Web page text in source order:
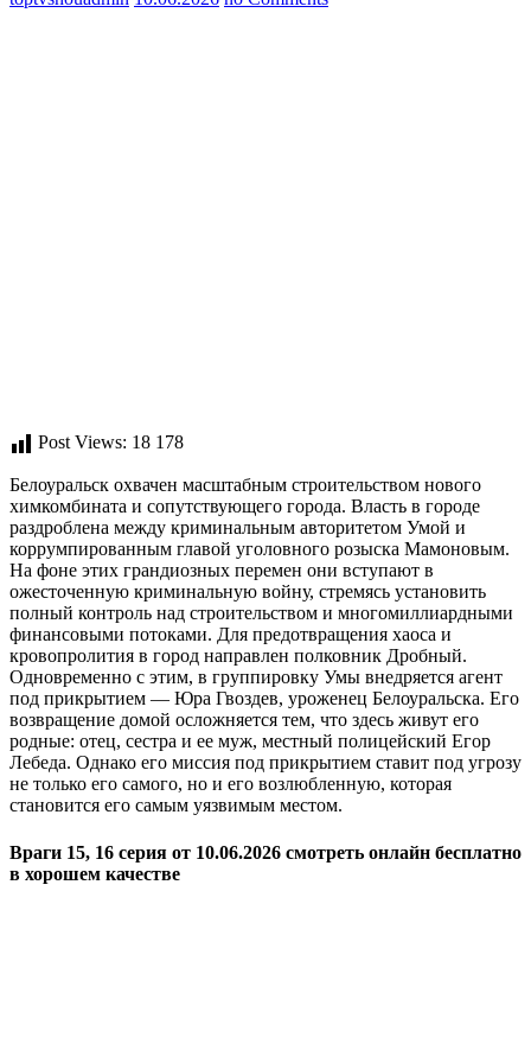
Post Views: 18 178
Белоуральск охвачен масштабным строительством нового
химкомбината и сопутствующего города. Власть в городе
раздроблена между криминальным авторитетом Умой и
коррумпированным главой уголовного розыска Мамоновым.
На фоне этих грандиозных перемен они вступают в
ожесточенную криминальную войну, стремясь установить
полный контроль над строительством и многомиллиардными
финансовыми потоками. Для предотвращения хаоса и
кровопролития в город направлен полковник Дробный.
Одновременно с этим, в группировку Умы внедряется агент
под прикрытием — Юра Гвоздев, уроженец Белоуральска. Его
возвращение домой осложняется тем, что здесь живут его
родные: отец, сестра и ее муж, местный полицейский Егор
Лебеда. Однако его миссия под прикрытием ставит под угрозу
не только его самого, но и его возлюбленную, которая
становится его самым уязвимым местом.
Враги 15, 16 серия от 10.06.2026 смотреть онлайн бесплатно
в хорошем качестве